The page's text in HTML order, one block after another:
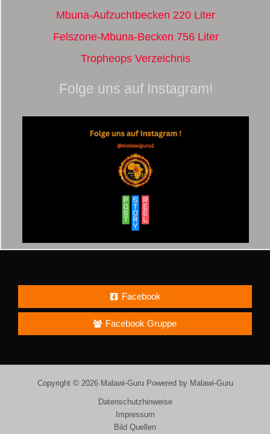
Mbuna-Aufzuchtbecken 220 Liter
Felszone-Mbuna-Becken 756 Liter
Tropheops Verzeichnis
Folge uns auf Instagram!
Facebook
Facebook Gruppe
Copyright © 2026 Malawi-Guru Powered by Malawi-Guru
Datenschutzhinweise
Impressum
Bild Quellen